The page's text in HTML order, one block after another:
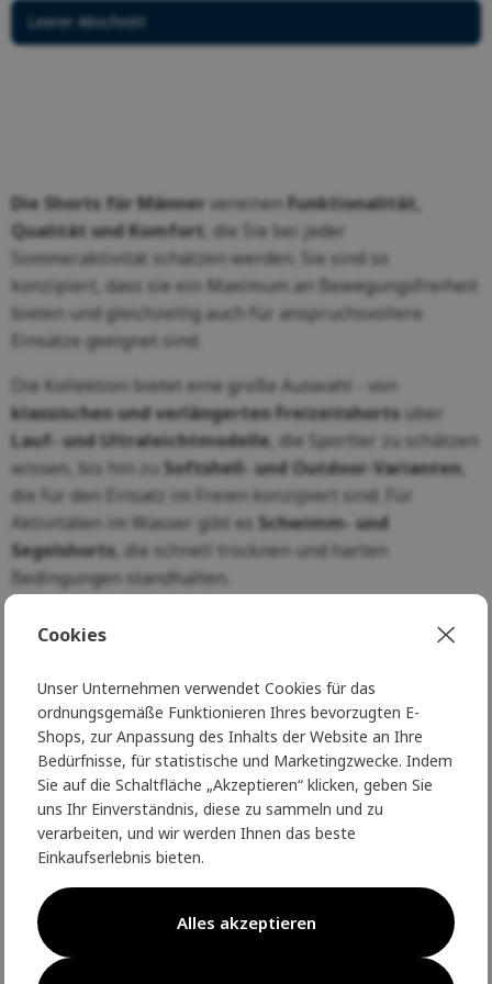
Leerer Abschnitt
Die Shorts für Männer vereinen Funktionalität,
Qualität und Komfort , die Sie bei jeder
Sommeraktivität schätzen werden. Sie sind so
konzipiert, dass sie ein Maximum an Bewegungsfreiheit
bieten und gleichzeitig auch für anspruchsvollere
Einsätze geeignet sind.
Die Kollektion bietet eine große Auswahl - von
klassischen und verlängerten Freizeitshorts über
Lauf- und Ultraleichtmodelle , die Sportler zu schätzen
wissen, bis hin zu Softshell- und Outdoor-Varianten,
die für den Einsatz im Freien konzipiert sind. Für
Aktivitäten im Wasser gibt es Schwimm- und
Segelshorts, die schnell trocknen und harten
Bedingungen standhalten.
Liebhaber natürlicher Materialien werden sich über
freuen, die nicht nur
angenehm auf der Haut liegen, sondern auch nachhaltig
sind. Es gibt auch Modelle ausrecycelten Stoffen
eine umweltfreundliche Wahl mit hoher Qualität und
modernem Stil verbinden.
Ganz gleich, ob Sie leichte Shorts für den Sport, robuste
Modelle für den Outdoor-Bereich oder bequeme Shorts
für den Stadtbummel suchen, norwegische Herrenshorts
bietenTop-Qualität, Haltbarkeit und Komfort, auf
den Sie sich verlassen können.
Cookies
Unser Unternehmen verwendet Cookies für das
ordnungsgemäße Funktionieren Ihres bevorzugten E-
Shops, zur Anpassung des Inhalts der Website an Ihre
Bedürfnisse, für statistische und Marketingzwecke. Indem
Sie auf die Schaltfläche „Akzeptieren“ klicken, geben Sie
uns Ihr Einverständnis, diese zu sammeln und zu
verarbeiten, und wir werden Ihnen das beste
Einkaufserlebnis bieten.
Alles akzeptieren